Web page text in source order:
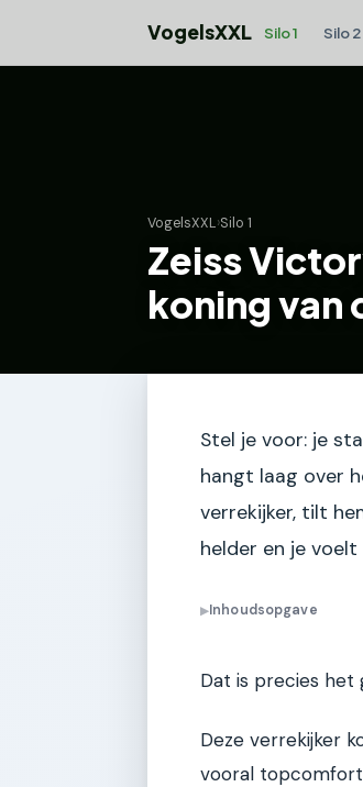
VogelsXXL Silo 1 Silo 2
VogelsXXL›Silo 1
Zeiss
koning van
Stel je voor: je
hangt laag over
verrekijker, tilt
helder en je
▶Inhoudsopgave
Dat is precies het
Deze verrekijker
vooral